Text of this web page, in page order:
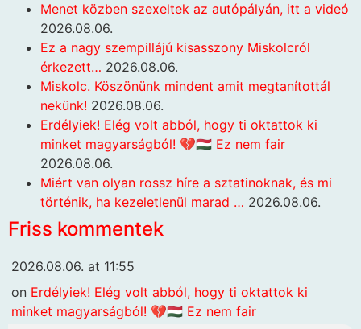
Menet közben szexeltek az autópályán, itt a videó
2026.08.06.
Ez a nagy szempillájú kisasszony Miskolcról
érkezett… 2026.08.06.
Miskolc. Köszönünk mindent amit megtanítottál
nekünk! 2026.08.06.
Erdélyiek! Elég volt abból, hogy ti oktattok ki
minket magyarságból! 💔🇭🇺 Ez nem fair
2026.08.06.
Miért van olyan rossz híre a sztatinoknak, és mi
történik, ha kezeletlenül marad … 2026.08.06.
Friss kommentek
2026.08.06. at 11:55
on Erdélyiek! Elég volt abból, hogy ti oktattok ki
minket magyarságból! 💔🇭🇺 Ez nem fair